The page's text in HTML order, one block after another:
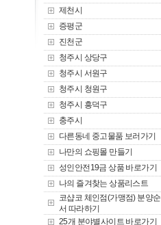
제천시
증평군
진천군
청주시 상당구
청주시 서원구
청주시 청원구
청주시 흥덕구
충주시
다른동네 중고물품 보러가기
나만의 쇼핑몰 만들기
성인안전19금 상품 바로가기
나의 즐겨찾는 상품리스트
코샵코 체인점(가맹점) 분양순
서 따라하기
25개 분야별사이트 바로가기